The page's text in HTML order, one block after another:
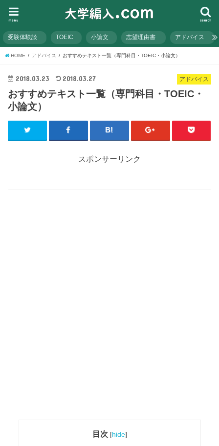
search
menu
受験体験談 TOEIC 小論文 志望理由書 アドバイス
HOME アドバイス おすすめテキスト一覧（専門科目・TOEIC・小論文）
アドバイス
2018.03.23 2018.03.27
おすすめテキスト一覧（専門科目・TOEIC・
小論文）
スポンサーリンク
目次 [hide]